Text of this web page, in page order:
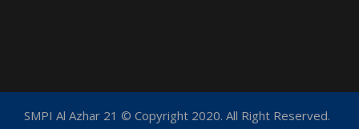
SMPI Al Azhar 21 © Copyright 2020. All Right Reserved.